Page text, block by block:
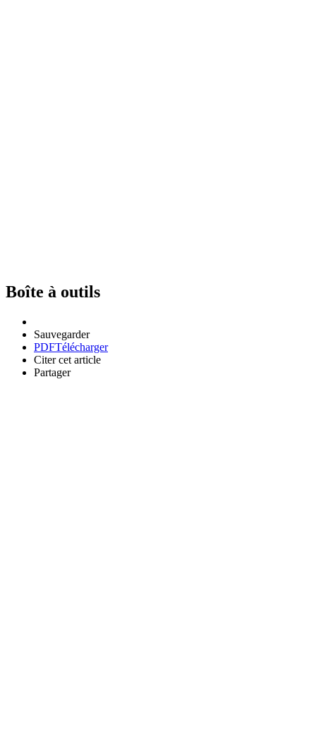
Boîte à outils
Sauvegarder
PDFTélécharger
Citer cet article
Partager